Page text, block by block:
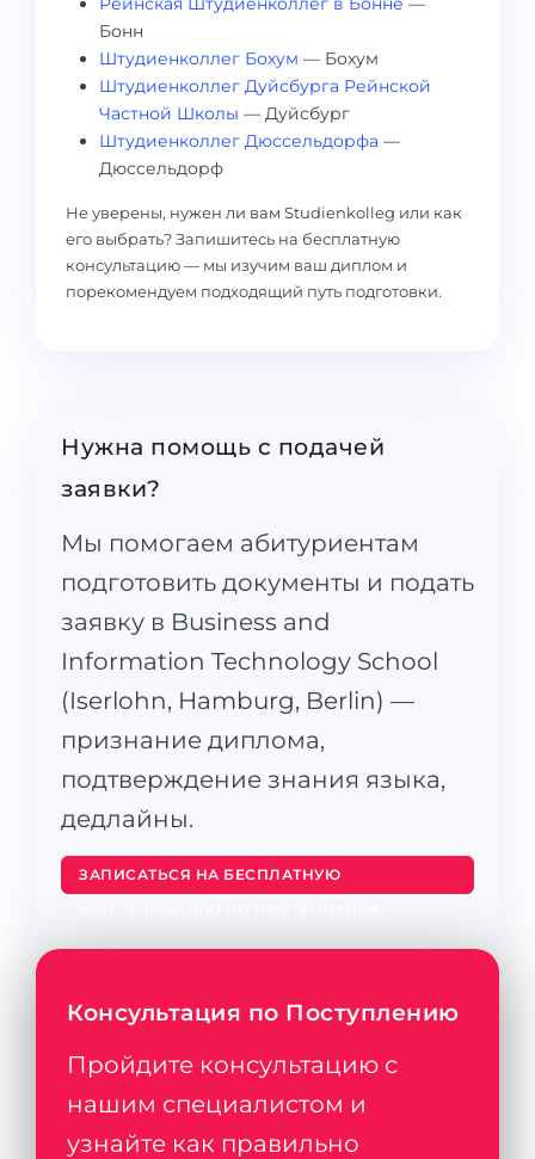
Бонн
Штудиенколлег Бохум — Бохум
Штудиенколлег Дуйсбурга Рейнской
Частной Школы — Дуйсбург
Штудиенколлег Дюссельдорфа —
Дюссельдорф
Не уверены, нужен ли вам Studienkolleg или как
его выбрать? Запишитесь на бесплатную
консультацию — мы изучим ваш диплом и
порекомендуем подходящий путь подготовки.
Нужна помощь с подачей
заявки?
Мы помогаем абитуриентам
подготовить документы и подать
заявку в Business and
Information Technology School
(Iserlohn, Hamburg, Berlin) —
признание диплома,
подтверждение знания языка,
дедлайны.
ЗАПИСАТЬСЯ НА БЕСПЛАТНУЮ
Консультация по Поступлению
Пройдите консультацию с
нашим специалистом и
узнайте как правильно